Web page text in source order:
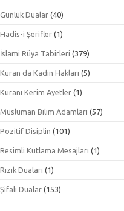
Günlük Dualar (40)
Hadis-i Şerifler (1)
İslami Rüya Tabirleri (379)
Kuran da Kadın Hakları (5)
Kuranı Kerim Ayetler (1)
Müslüman Bilim Adamları (57)
Pozitif Disiplin (101)
Resimli Kutlama Mesajları (1)
Rızık Duaları (1)
Şifalı Dualar (153)